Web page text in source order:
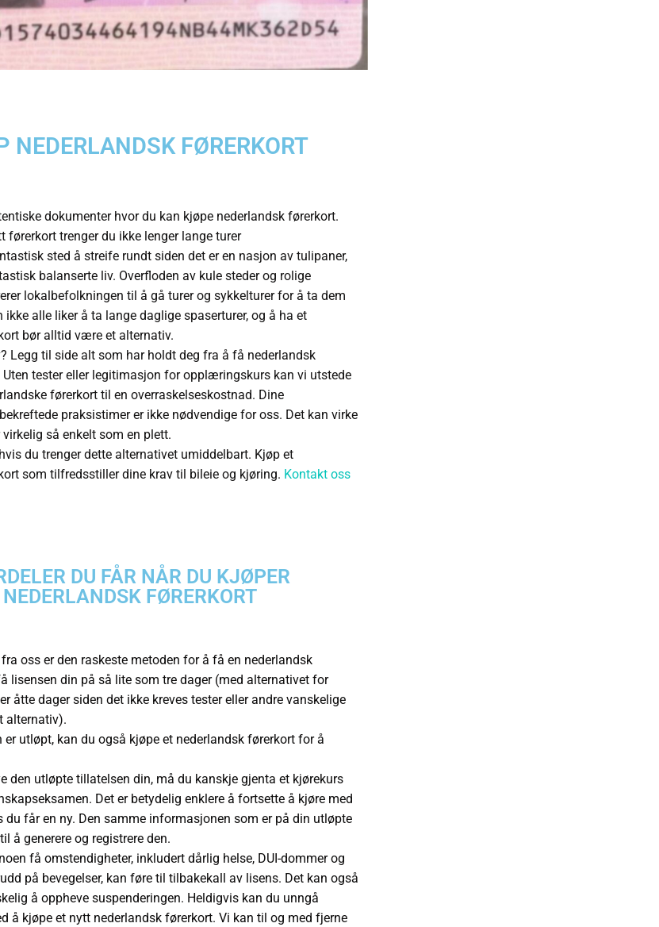
NEDERLANDSK FØRERKORT
dokumenter hvor du kan kjøpe nederlandsk førerkort.
førerkort trenger du ikke lenger lange turer
sted å streife rundt siden det er en nasjon av tulipaner,
balanserte liv. Overfloden av kule steder og rolige
lokalbefolkningen til å gå turer og sykkelturer for å ta dem
ikke alle liker å ta lange daglige spaserturer, og å ha et
bør alltid være et alternativ.
Legg til side alt som har holdt deg fra å få nederlandsk
tester eller legitimasjon for opplæringskurs kan vi utstede
førerkort til en overraskelseskostnad. Dine
praksistimer er ikke nødvendige for oss. Det kan virke
så enkelt som en plett.
du trenger dette alternativet umiddelbart. Kjøp et
som tilfredsstiller dine krav til bileie og kjøring. Kontakt oss
DU FÅR NÅR DU KJØPER
NEDERLANDSK FØRERKORT
oss er den raskeste metoden for å få en nederlandsk
lisensen din på så lite som tre dager (med alternativet for
åtte dager siden det ikke kreves tester eller andre vanskelige
alternativ).
utløpt, kan du også kjøpe et nederlandsk førerkort for å
den utløpte tillatelsen din, må du kanskje gjenta et kjørekurs
Det er betydelig enklere å fortsette å kjøre med
du får en ny. Den samme informasjonen som er på din utløpte
å generere og registrere den.
få omstendigheter, inkludert dårlig helse, DUI-dommer og
på bevegelser, kan føre til tilbakekall av lisens. Det kan også
å oppheve suspenderingen. Heldigvis kan du unngå
å kjøpe et nytt nederlandsk førerkort. Vi kan til og med fjerne